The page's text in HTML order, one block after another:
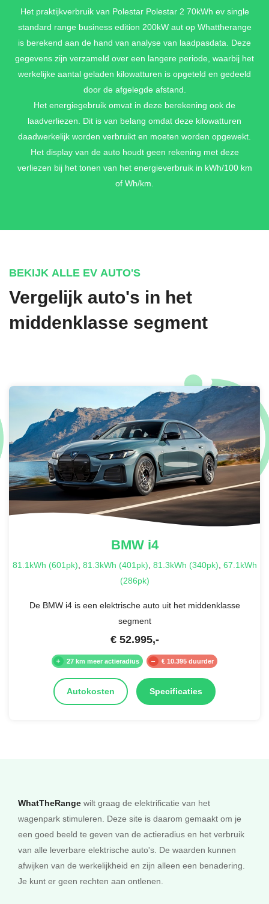
Het praktijkverbruik van Polestar Polestar 2 70kWh ev single
standard range business edition 200kW aut op Whattherange
is berekend aan de hand van analyse van laadpasdata. Deze
gegevens zijn verzameld over een langere periode, waarbij het
werkelijke aantal geladen kilowatturen is opgeteld en gedeeld
door de afgelegde afstand.
Het energiegebruik omvat in deze berekening ook de
laadverliezen. Dit is van belang omdat deze kilowatturen
daadwerkelijk worden verbruikt en moeten worden opgewekt.
Het display van de auto houdt geen rekening met deze
verliezen bij het tonen van het energieverbruik in kWh/100 km
of Wh/km.
BEKIJK ALLE EV AUTO'S
Vergelijk auto's in het
middenklasse segment
BMWi4
81.1kWh (601pk), 81.3kWh (401pk), 81.3kWh (340pk), 67.1kWh
(286pk)
De BMW i4 is een elektrische auto uit het middenklasse
segment
€ 52.995,-
27 km meer actieradius € 10.395 duurder
Autokosten Specificaties
WhatTheRange wilt graag de elektrificatie van het
wagenpark stimuleren. Deze site is daarom gemaakt om je
een goed beeld te geven van de actieradius en het verbruik
van alle leverbare elektrische auto's. De waarden kunnen
afwijken van de werkelijkheid en zijn alleen een benadering.
Je kunt er geen rechten aan ontlenen.